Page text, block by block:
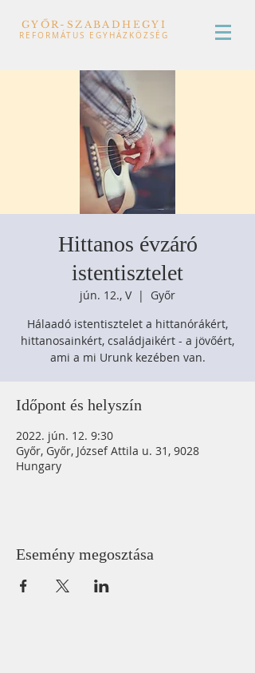
GYŐR-SZABADHEGYI
REFORMÁTUS EGYHÁZKÖZSÉG
Hittanos évzáró
istentisztelet
jún. 12., V
  |
Győr
Hálaadó istentisztelet a hittanórákért,
hittanosainkért, családjaikért - a jövőért,
ami a mi Urunk kezében van.
Időpont és helyszín
2022. jún. 12. 9:30
Győr, Győr, József Attila u. 31, 9028
Hungary
Esemény megosztása